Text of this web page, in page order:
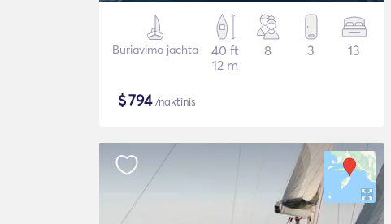
Buriavimo jachta
40 ft
12 m
8 3 13
$794/naktinis